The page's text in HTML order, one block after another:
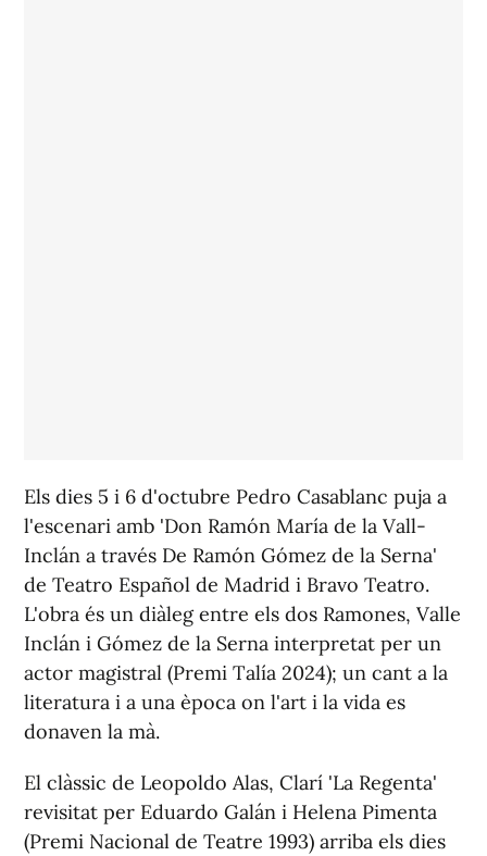
Els dies 5 i 6 d'octubre Pedro Casablanc puja a
l'escenari amb 'Don Ramón María de la Vall-
Inclán a través De Ramón Gómez de la Serna'
de Teatro Español de Madrid i Bravo Teatro.
L'obra és un diàleg entre els dos Ramones, Valle
Inclán i Gómez de la Serna interpretat per un
actor magistral (Premi Talía 2024); un cant a la
literatura i a una època on l'art i la vida es
donaven la mà.
El clàssic de Leopoldo Alas, Clarí 'La Regenta'
revisitat per Eduardo Galán i Helena Pimenta
(Premi Nacional de Teatre 1993) arriba els dies